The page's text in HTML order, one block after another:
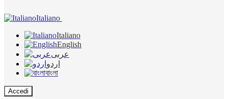
Italiano
Italiano
English
عربى
اردو
বাংলা
Accedi